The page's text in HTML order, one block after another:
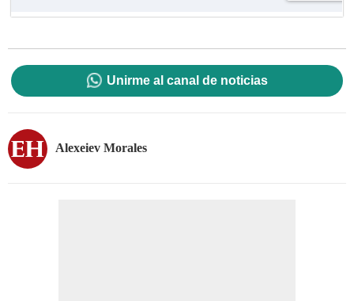
Unirme al canal de noticias
Alexeiev Morales